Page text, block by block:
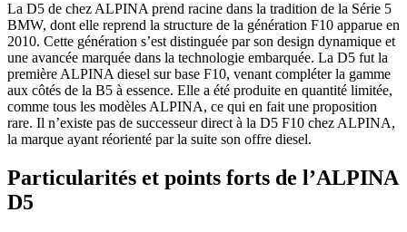
La D5 de chez ALPINA prend racine dans la tradition de la Série 5
BMW, dont elle reprend la structure de la génération F10 apparue en
2010. Cette génération s’est distinguée par son design dynamique et
une avancée marquée dans la technologie embarquée. La D5 fut la
première ALPINA diesel sur base F10, venant compléter la gamme
aux côtés de la B5 à essence. Elle a été produite en quantité limitée,
comme tous les modèles ALPINA, ce qui en fait une proposition
rare. Il n’existe pas de successeur direct à la D5 F10 chez ALPINA,
la marque ayant réorienté par la suite son offre diesel.
Particularités et points forts de l’ALPINA
D5